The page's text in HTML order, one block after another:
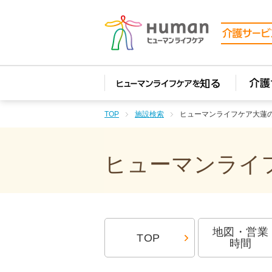
TOP 施設検索 ヒューマンライフケア大蓮
ヒューマンライ
TOP
地図・営業
時間